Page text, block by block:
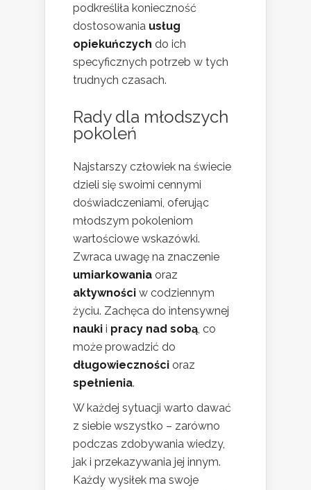
podkreśliła konieczność
dostosowania usług
opiekuńczych do ich
specyficznych potrzeb w tych
trudnych czasach.
Rady dla młodszych
pokoleń
Najstarszy człowiek na świecie
dzieli się swoimi cennymi
doświadczeniami, oferując
młodszym pokoleniom
wartościowe wskazówki.
Zwraca uwagę na znaczenie
umiarkowania oraz
aktywności w codziennym
życiu. Zachęca do intensywnej
nauki i pracy nad sobą , co
może prowadzić do
długowieczności oraz
spełnienia.
W każdej sytuacji warto dawać
z siebie wszystko – zarówno
podczas zdobywania wiedzy,
jak i przekazywania jej innym.
Każdy wysiłek ma swoje